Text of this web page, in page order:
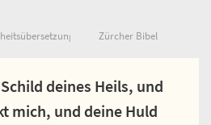
Zürcher Bibel
deines Heils, und
mich, und deine Huld